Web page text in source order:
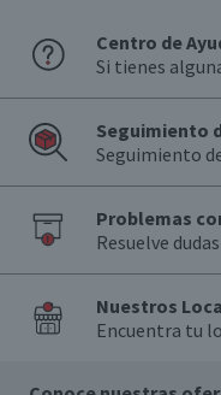
¿Cuáles son los
Conoce algunas de las
Es una excelente fuente
Ayuda a reducir los
de enfermedades
Facilita la digestión y
como el estreñimiento.
Hidrata y nutre la piel y el
Este producto puede
diferentes ocasiones o
un toque especial a tus
Centro de
Si tienes
Seguimiento
Seguimiento
Problemas
Resuelve dudas
Nuestros
Encuentra tu